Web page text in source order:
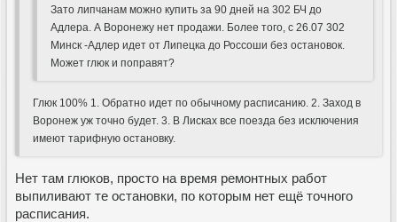
Зато липчанам можно купить за 90 дней на 302 БЧ до
Адлера. А Воронежу нет продажи. Более того, с 26.07 302
Минск -Адлер идет от Липецка до Россоши без остановок.
Может глюк и поправят?
Глюк 100% 1. Обратно идет по обычному расписанию. 2. Заход в
Воронеж уж точно будет. 3. В Лисках все поезда без исключения
имеют тарифную остановку.
Нет там глюков, просто на время ремонтных работ
выпиливают те остановки, по которым нет ещё точного
расписания.